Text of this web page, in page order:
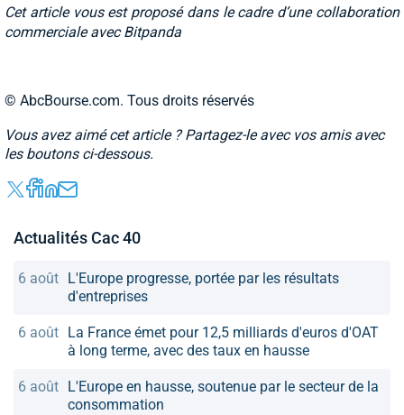
Cet article vous est proposé dans le cadre d’une collaboration
commerciale avec Bitpanda
© AbcBourse.com. Tous droits réservés
Vous avez aimé cet article ? Partagez-le avec vos amis avec
les boutons ci-dessous.
Actualités Cac 40
6 août L'Europe progresse, portée par les résultats
d'entreprises
6 août La France émet pour 12,5 milliards d'euros d'OAT
à long terme, avec des taux en hausse
6 août L'Europe en hausse, soutenue par le secteur de la
consommation